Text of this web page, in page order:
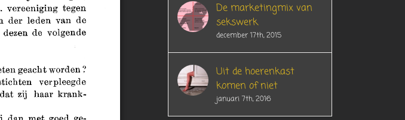
De marketingmix van
sekswerk
december 17th, 2015
Uit de hoerenkast
komen of niet
januari 7th, 2016